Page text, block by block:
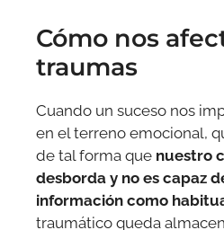
Cómo nos
traumas
Cuando un suceso nos
en el terreno emocional,
de tal forma que nuestro
desborda y no es capaz
información como
traumático queda